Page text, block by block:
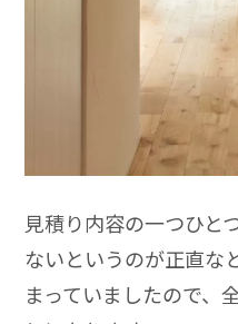
見積り内容の一つひと
ないというのが正直な
まっていましたので、